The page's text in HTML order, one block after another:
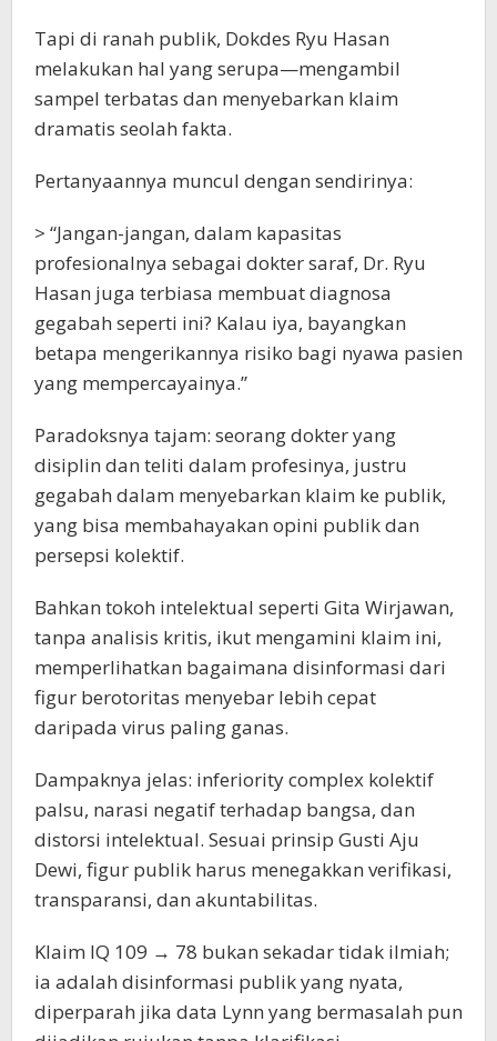
Tapi di ranah publik, Dokdes Ryu Hasan
melakukan hal yang serupa—mengambil
sampel terbatas dan menyebarkan klaim
dramatis seolah fakta.
Pertanyaannya muncul dengan sendirinya:
> “Jangan-jangan, dalam kapasitas
profesionalnya sebagai dokter saraf, Dr. Ryu
Hasan juga terbiasa membuat diagnosa
gegabah seperti ini? Kalau iya, bayangkan
betapa mengerikannya risiko bagi nyawa pasien
yang mempercayainya.”
Paradoksnya tajam: seorang dokter yang
disiplin dan teliti dalam profesinya, justru
gegabah dalam menyebarkan klaim ke publik,
yang bisa membahayakan opini publik dan
persepsi kolektif.
Bahkan tokoh intelektual seperti Gita Wirjawan,
tanpa analisis kritis, ikut mengamini klaim ini,
memperlihatkan bagaimana disinformasi dari
figur berotoritas menyebar lebih cepat
daripada virus paling ganas.
Dampaknya jelas: inferiority complex kolektif
palsu, narasi negatif terhadap bangsa, dan
distorsi intelektual. Sesuai prinsip Gusti Aju
Dewi, figur publik harus menegakkan verifikasi,
transparansi, dan akuntabilitas.
Klaim IQ 109 → 78 bukan sekadar tidak ilmiah;
ia adalah disinformasi publik yang nyata,
diperparah jika data Lynn yang bermasalah pun